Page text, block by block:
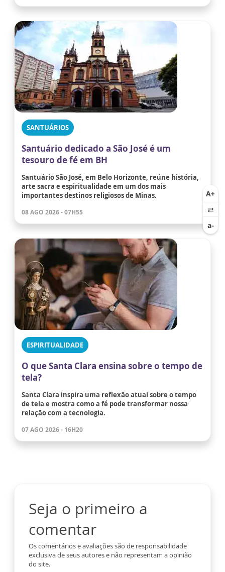
SANTUÁRIOS
Santuário dedicado a São José é um
tesouro de fé em BH
Santuário São José, em Belo Horizonte, reúne história,
arte sacra e espiritualidade em um dos mais
importantes destinos religiosos de Minas.
08 AGO 2026 - 07H55
ESPIRITUALIDADE
O que Santa Clara ensina sobre o tempo de
tela?
Santa Clara inspira uma reflexão atual sobre o tempo
de tela e mostra como a fé pode transformar nossa
relação com a tecnologia.
07 AGO 2026 - 16H20
Seja o primeiro a
comentar
Os comentários e avaliações são de responsabilidade
exclusiva de seus autores e não representam a opinião
do site.